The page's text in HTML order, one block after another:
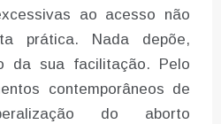
ao acesso não
prática. Nada depõe,
da sua facilitação. Pelo
contemporâneos de
do aborto